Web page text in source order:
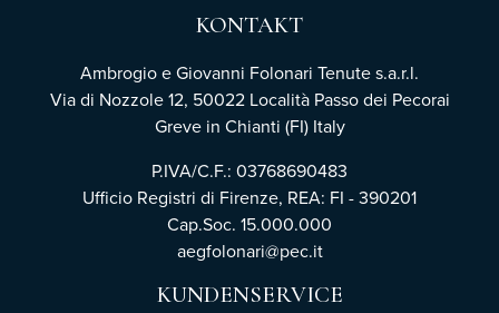
KONTAKT
Ambrogio e Giovanni Folonari Tenute s.a.r.l.
Via di Nozzole 12, 50022 Località Passo dei Pecorai
Greve in Chianti (FI) Italy
P.IVA/C.F.: 03768690483
Ufficio Registri di Firenze, REA: FI - 390201
Cap.Soc. 15.000.000
aegfolonari@pec.it
KUNDENSERVICE